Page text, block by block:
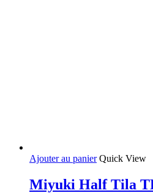
Ajouter au panier Quick View
Miyuki Half Tila